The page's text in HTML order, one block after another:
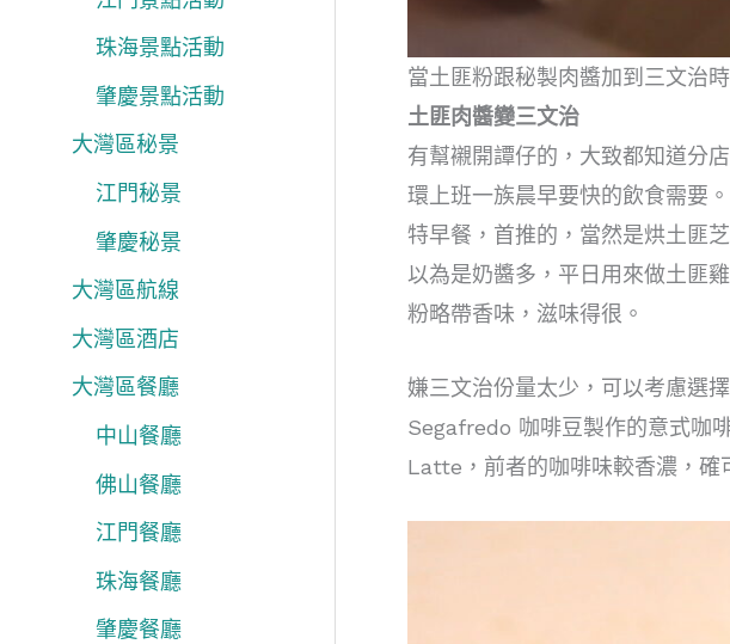
珠海景點活動
肇慶景點活動
大灣區秘景
江門秘景
肇慶秘景
大灣區航線
大灣區酒店
大灣區餐廳
中山餐廳
佛山餐廳
江門餐廳
珠海餐廳
肇慶餐廳
當土匪粉跟秘製肉醬加到三文治
土匪肉醬變三文治
有幫襯開譚仔的，大致都知道分
環上班一族晨早要快的飲食需要
特早餐，首推的，當然是烘土匪
以為是奶醬多，平日用來做土匪
粉略帶香味，滋味得很。
嫌三文治份量太少，可以考慮選
Segafredo 咖啡豆製作的意式咖
Latte，前者的咖啡味較香濃，確